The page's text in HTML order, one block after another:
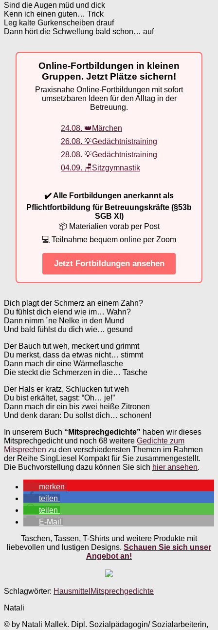
Sind die Augen müd und dick
Kenn ich einen guten… Trick
Leg kalte Gurkenscheiben drauf
Dann hört die Schwellung bald schon… auf
Online-Fortbildungen in kleinen
Gruppen. Jetzt Plätze sichern!
Praxisnahe Online-Fortbildungen mit sofort
umsetzbaren Ideen für den Alltag in der
Betreuung.
24.08. 👑Märchen
26.08. 💡Gedächtnistraining
28.08. 💡Gedächtnistraining
04.09. 🪑Sitzgymnastik
✔️ Alle Fortbildungen anerkannt als
Pflichtfortbildung für Betreuungskräfte (§53b
SGB XI)
📦 Materialien vorab per Post
💻 Teilnahme bequem online per Zoom
Jetzt Fortbildungen ansehen
Dich plagt der Schmerz an einem Zahn?
Du fühlst dich elend wie im… Wahn?
Dann nimm ´ne Nelke in den Mund
Und bald fühlst du dich wie… gesund
Der Bauch tut weh, meckert und grimmt
Du merkst, dass da etwas nicht… stimmt
Dann mach dir eine Wärmeflasche
Die steckt die Schmerzen in die… Tasche
Der Hals er kratz, Schlucken tut weh
Du bist erkältet, sagst: “Oh… je!”
Dann mach dir ein bis zwei heiße Zitronen
Und denk daran: Du sollst dich… schonen!
In unserem Buch “Mitsprechgedichte” haben wir dieses
Mitsprechgedicht und noch 68 weitere Gedichte zum
Mitsprechen zu den verschiedensten Themen im Rahmen
der Reihe SingLiesel Kompakt für Sie zusammengestellt.
Die Buchvorstellung dazu können Sie sich hier ansehen.
merken
teilen
teilen
E-Mail
Taschen, Tassen, T-Shirts und weitere Produkte mit
liebevollen und lustigen Designs. Schauen Sie sich unser
Angebot an!
Schlagwörter: Hausmittel Mitsprechgedichte
Natali
© by Natali Mallek. Dipl. Sozialpädagogin/ Sozialarbeiterin,